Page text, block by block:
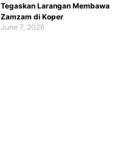
Tegaskan Larangan Membawa
Zamzam di Koper
June 7, 2026